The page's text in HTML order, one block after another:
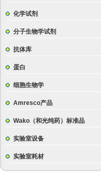
化学试剂
分子生物学试剂
抗体库
蛋白
细胞生物学
Amresco产品
Wako（和光纯药）标准品
实验室设备
实验室耗材